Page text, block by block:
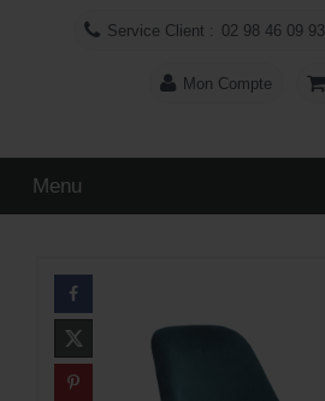
Service Client : 02 98 46 09 93
Mon Compte
Menu